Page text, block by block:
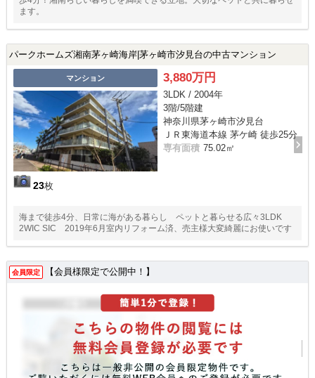
ます。
パークホームズ湘南茅ヶ崎海岸|茅ヶ崎市汐見台の中古マンション
マンション
23枚
3,880万円
3LDK / 2004年
3階/5階建
神奈川県茅ヶ崎市汐見台
ＪＲ東海道本線 茅ケ崎 徒歩25分
専有面積 75.02㎡
海まで徒歩4分、日常に海がある暮らし ペットと暮らせる広々3LDK
2WIC SIC 2019年6月室内リフォーム済、売主様大変綺麗にお使いです
会員限定 【会員様限定で公開中！】